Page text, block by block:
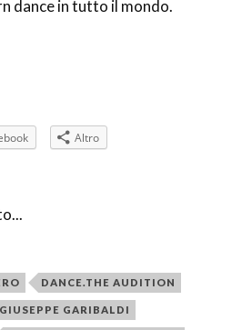
dance in tutto il mondo.
Altro
DANCE.THE AUDITION
GIUSEPPE GARIBALDI